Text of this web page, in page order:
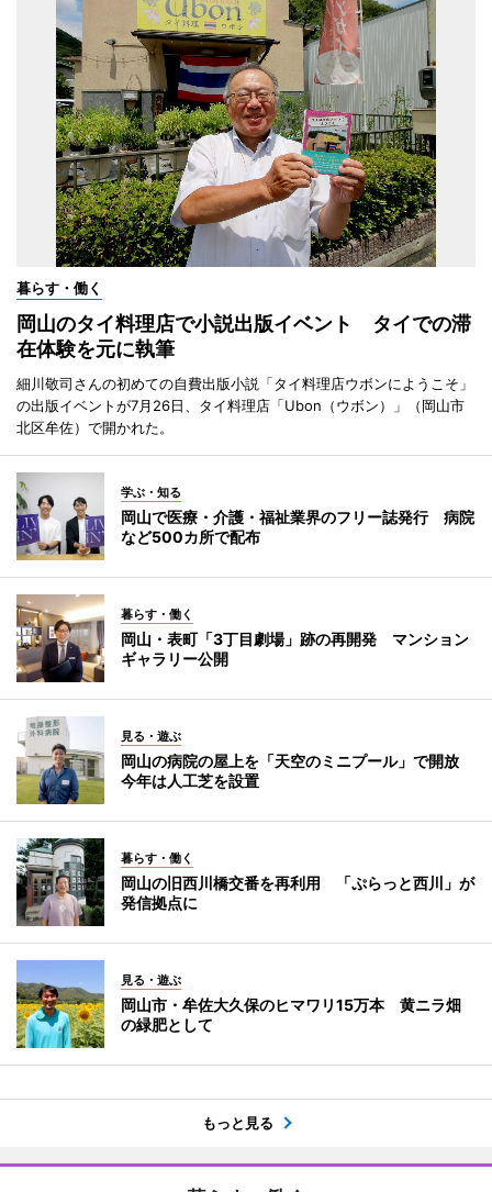
暮らす・働く
岡山のタイ料理店で小説出版イベント タイでの滞
在体験を元に執筆
細川敬司さんの初めての自費出版小説「タイ料理店ウボンにようこそ」
の出版イベントが7月26日、タイ料理店「Ubon（ウボン）」（岡山市
北区牟佐）で開かれた。
学ぶ・知る
岡山で医療・介護・福祉業界のフリー誌発行 病院
など500カ所で配布
暮らす・働く
岡山・表町「3丁目劇場」跡の再開発 マンション
ギャラリー公開
見る・遊ぶ
岡山の病院の屋上を「天空のミニプール」で開放
今年は人工芝を設置
暮らす・働く
岡山の旧西川橋交番を再利用 「ぷらっと西川」が
発信拠点に
見る・遊ぶ
岡山市・牟佐大久保のヒマワリ15万本 黄ニラ畑
の緑肥として
もっと見る